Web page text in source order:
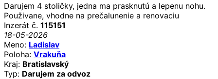
Darujem 4 stoličky, jedna ma prasknutú a lepenu nohu.
Použivane, vhodne na prečalunenie a renovaciu
Inzerát č. 115151
18-05-2026
Meno: Ladislav
Poloha: Vrakuňa
Kraj: Bratislavský
Typ: Darujem za odvoz